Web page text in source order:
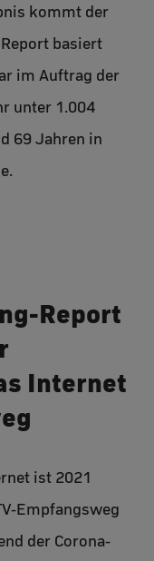
kommt der
basiert
im Auftrag der
unter 1.004
69 Jahren in
Report
Internet
ist 2021
Empfangsweg
der Corona-